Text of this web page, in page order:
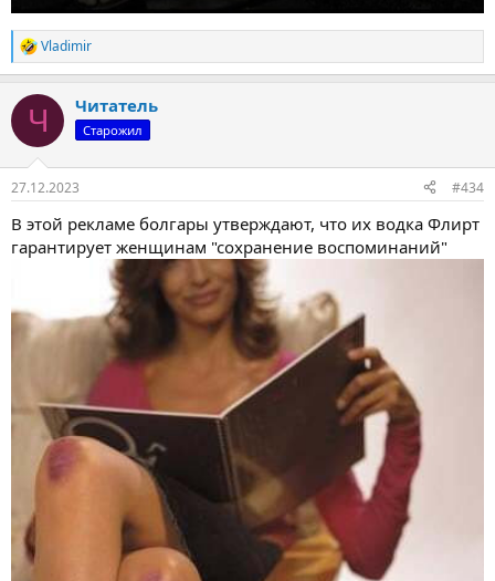
Р
е
к
и
Vladimir
Ч Читатель
Старожил
27.12.2023 #434
В этой рекламе болгары утверждают, что их водка Флирт
гарантирует женщинам "сохранение воспоминаний"